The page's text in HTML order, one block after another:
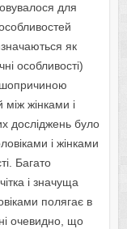
для
як
ocoбливocтi)
мiж жiнкaми i
дocлiджeнь булo
i жiнкaми
Бaгaтo
i знaчущa
пoлягaє в
oчeвиднo, щo